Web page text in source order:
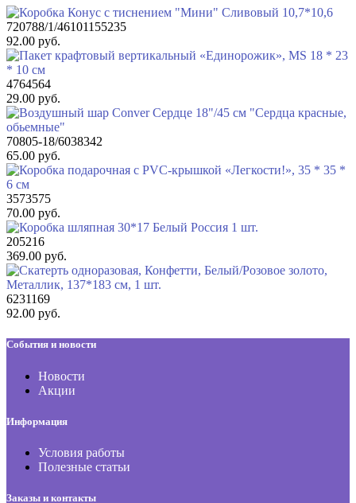
720788/1/46101155235
92.00 руб.
4764564
29.00 руб.
70805-18/6038342
65.00 руб.
3573575
70.00 руб.
205216
369.00 руб.
6231169
92.00 руб.
События и новости
Новости
Акции
Информация
Условия работы
Полезные статьи
Заказы и контакты